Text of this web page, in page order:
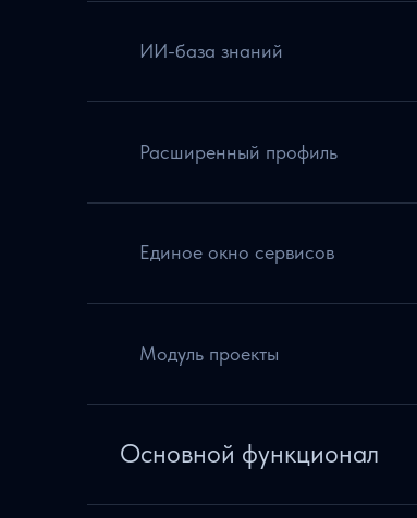
ИИ-база знаний
Расширенный профиль
Единое окно сервисов
Модуль проекты
Основной функционал